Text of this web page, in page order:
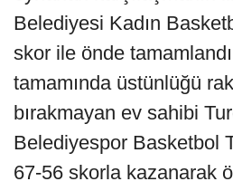
Belediyesi Kadın
skor ile önde
tamamında üstünlüğü
bırakmayan ev sahibi
Belediyespor Basketbol
67-56 skorla kazanarak